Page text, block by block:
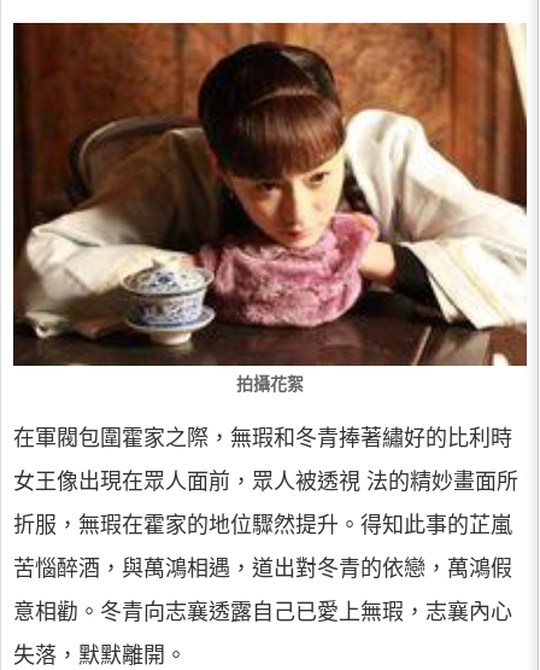
拍攝花絮
在軍閥包圍霍家之際，無瑕和冬青捧著繡好的比利時
女王像出現在眾人面前，眾人被透視 法的精妙畫面所
折服，無瑕在霍家的地位驟然提升。得知此事的芷嵐
苦惱醉酒，與萬鴻相遇，道出對冬青的依戀，萬鴻假
意相勸。冬青向志襄透露自己已愛上無瑕，志襄內心
失落，默默離開。